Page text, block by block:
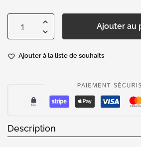
Ajouter au
Ajouter à la liste de souhaits
Description